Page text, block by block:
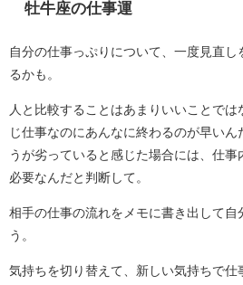
牡牛座の仕事運
自分の仕事っぷりについて、一度見直
るかも。
人と比較することはあまりいいことでは
じ仕事なのにあんなに終わるのが早い
うが劣っていると感じた場合には、仕
必要なんだと判断して。
相手の仕事の流れをメモに書き出して自
う。
気持ちを切り替えて、新しい気持ちで仕